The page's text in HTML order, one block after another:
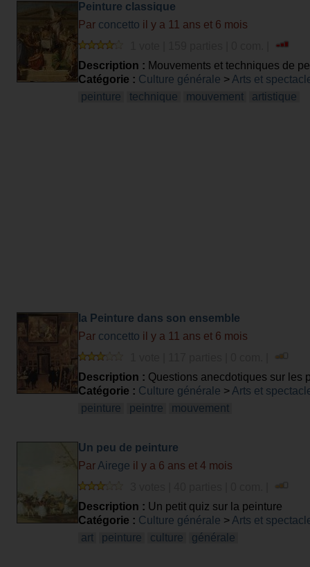
Peinture classique
Par concetto il y a 11 ans et 6 mois
Description : Mouvements et techniques de
Catégorie : Culture générale > Arts et
peinture
technique mouvement artistique
la Peinture dans son ensemble
Par concetto il y a 11 ans et 6 mois
Description : Questions anecdotiques sur les
Catégorie : Culture générale > Arts et
peinture
peintre mouvement
Un peu de peinture
Par Airege il y a 6 ans et 4 mois
Description : Un petit quiz sur la peinture
Catégorie : Culture générale > Arts et
art
peinture culture générale